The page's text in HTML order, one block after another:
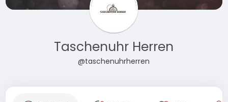
Taschenuhr Herren
@taschenuhrherren